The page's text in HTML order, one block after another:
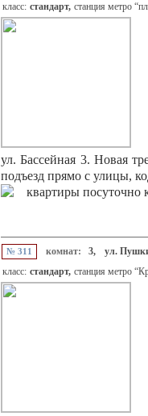
класс: стандарт, станция метро
ул. Бассейная 3. Новая
подъезд прямо с улицы,
№ 311 комнат: 3,
ул.
класс: стандарт, станция метро